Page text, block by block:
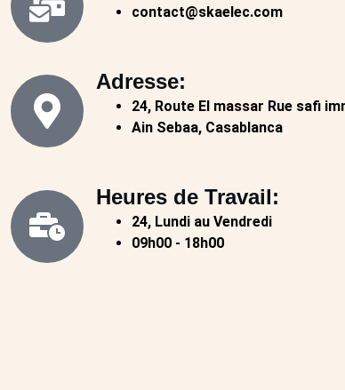
contact@skaelec.com​
Adresse:
24, Route El massar Rue safi
Ain Sebaa, Casablanca
Heures de Travail:
24, Lundi au Vendredi
09h00 - 18h00